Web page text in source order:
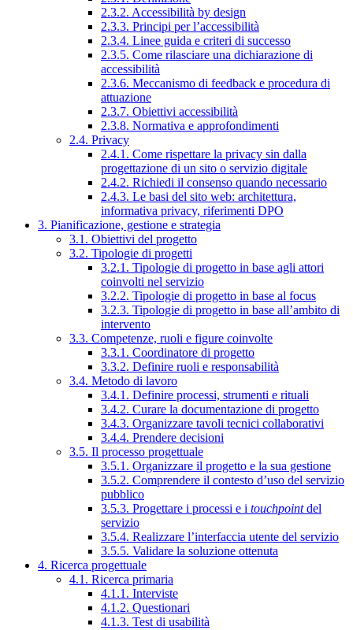
2.3.2. Accessibilità by design
2.3.3. Principi per l’accessibilità
2.3.4. Linee guida e criteri di successo
2.3.5. Come rilasciare una dichiarazione di
accessibilità
2.3.6. Meccanismo di feedback e procedura di
attuazione
2.3.7. Obiettivi accessibilità
2.3.8. Normativa e approfondimenti
2.4. Privacy
2.4.1. Come rispettare la privacy sin dalla
progettazione di un sito o servizio digitale
2.4.2. Richiedi il consenso quando necessario
2.4.3. Le basi del sito web: architettura,
informativa privacy, riferimenti DPO
3. Pianificazione, gestione e strategia
3.1. Obiettivi del progetto
3.2. Tipologie di progetti
3.2.1. Tipologie di progetto in base agli attori
coinvolti nel servizio
3.2.2. Tipologie di progetto in base al focus
3.2.3. Tipologie di progetto in base all’ambito di
intervento
3.3. Competenze, ruoli e figure coinvolte
3.3.1. Coordinatore di progetto
3.3.2. Definire ruoli e responsabilità
3.4. Metodo di lavoro
3.4.1. Definire processi, strumenti e rituali
3.4.2. Curare la documentazione di progetto
3.4.3. Organizzare tavoli tecnici collaborativi
3.4.4. Prendere decisioni
3.5. Il processo progettuale
3.5.1. Organizzare il progetto e la sua gestione
3.5.2. Comprendere il contesto d’uso del servizio
pubblico
3.5.3. Progettare i processi e i touchpointdel
servizio
3.5.4. Realizzare l’interfaccia utente del servizio
3.5.5. Validare la soluzione ottenuta
4. Ricerca progettuale
4.1. Ricerca primaria
4.1.1. Interviste
4.1.2. Questionari
4.1.3. Test di usabilità